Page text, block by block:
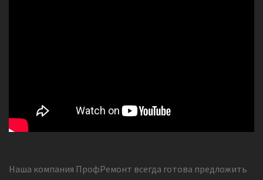
Наша компания ПрофРемонт всегда готова предложить